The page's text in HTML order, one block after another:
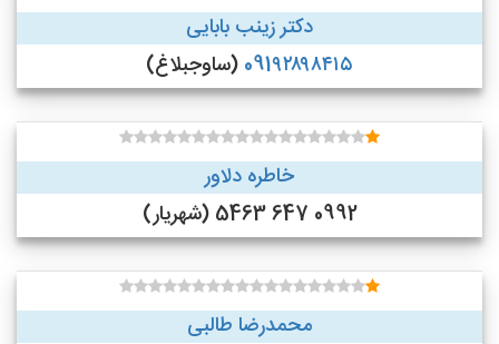
دکتر زینب بابایی
091۹۲۸۹۸۴۱۵ (ساوجبلاغ)
خاطره دلاور
0992 647 5463 (شهریار)
محمدرضا طالبی